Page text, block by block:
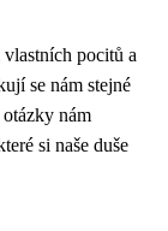
pocitů a
se nám stejné
nám
si naše duše